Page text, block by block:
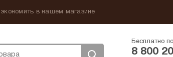
экономить в нашем магазине
Бесплатно
8 800